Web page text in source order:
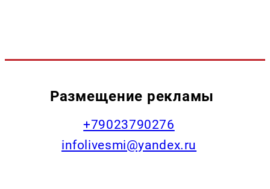
Размещение рекламы
+79023790276
infolivesmi@yandex.ru